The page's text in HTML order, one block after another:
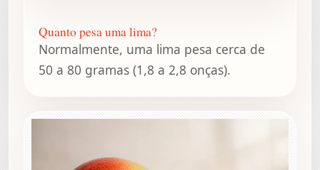
Quanto pesa uma lima?
Normalmente, uma lima pesa cerca de
50 a 80 gramas (1,8 a 2,8 onças).